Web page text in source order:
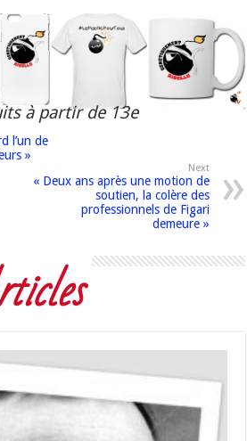
à partir de 13e
l’un de
»
Next
« Deux ans après une motion de
soutien, la colère des
professionnels de Figari
demeure »